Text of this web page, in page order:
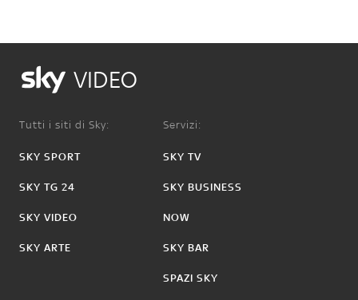
VIDEO
Tutti i siti di Sky:
SKY SPORT
SKY TG 24
SKY VIDEO
SKY ARTE
Servizi:
SKY TV
SKY BUSINESS
NOW
SKY BAR
SPAZI SKY